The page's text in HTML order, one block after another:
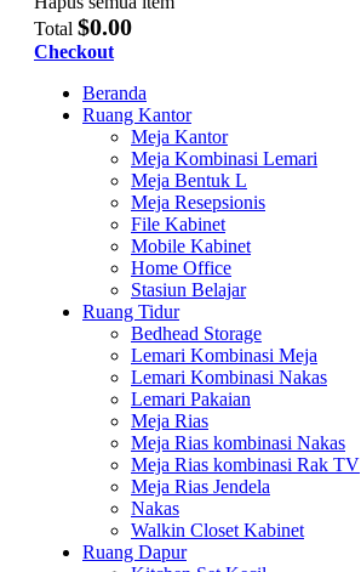
Total $0.00
Checkout
Beranda
Ruang Kantor
Meja Kantor
Meja Kombinasi Lemari
Meja Bentuk L
Meja Resepsionis
File Kabinet
Mobile Kabinet
Home Office
Stasiun Belajar
Ruang Tidur
Bedhead Storage
Lemari Kombinasi Meja
Lemari Kombinasi Nakas
Lemari Pakaian
Meja Rias
Meja Rias kombinasi Nakas
Meja Rias kombinasi Rak TV
Meja Rias Jendela
Nakas
Walkin Closet Kabinet
Ruang Dapur